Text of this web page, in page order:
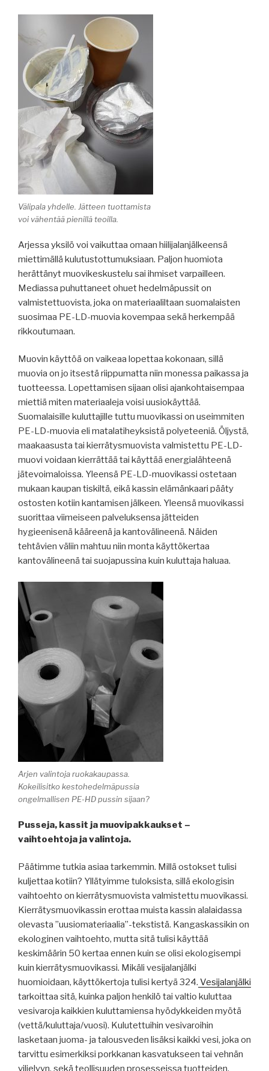
Välipala yhdelle. Jätteen tuottamista
voi vähentää pienillä teoilla.
Arjessa yksilö voi vaikuttaa omaan hiilijalanjälkeensä
miettimällä kulutustottumuksiaan. Paljon huomiota
herättänyt muovikeskustelu sai ihmiset varpailleen.
Mediassa puhuttaneet ohuet hedelmäpussit on
valmistettuovista, joka on materiaaliltaan suomalaisten
suosimaa PE-LD-muovia kovempaa sekä herkempää
rikkoutumaan.
Muovin käyttöä on vaikeaa lopettaa kokonaan, sillä
muovia on jo itsestä riippumatta niin monessa paikassa ja
tuotteessa. Lopettamisen sijaan olisi ajankohtaisempaa
miettiä miten materiaaleja voisi uusiokäyttää.
Suomalaisille kuluttajille tuttu muovikassi on useimmiten
PE-LD-muovia eli matalatiheyksistä polyeteeniä. Öljystä,
maakaasusta tai kierrätysmuovista valmistettu PE-LD-
muovi voidaan kierrättää tai käyttää energialähteenä
jätevoimaloissa. Yleensä PE-LD-muovikassi ostetaan
mukaan kaupan tiskiltä, eikä kassin elämänkaari pääty
ostosten kotiin kantamisen jälkeen. Yleensä muovikassi
suorittaa viimeiseen palveluksensa jätteiden
hygieenisenä kääreenä ja kantovälineenä. Näiden
tehtävien väliin mahtuu niin monta käyttökertaa
kantovälineenä tai suojapussina kuin kuluttaja haluaa.
Arjen valintoja ruokakaupassa.
Kokeilisitko kestohedelmäpussia
ongelmallisen PE-HD pussin sijaan?
Pusseja, kassit ja muovipakkaukset –
vaihtoehtoja ja valintoja.
Päätimme tutkia asiaa tarkemmin. Millä ostokset tulisi
kuljettaa kotiin? Yllätyimme tuloksista, sillä ekologisin
vaihtoehto on kierrätysmuovista valmistettu muovikassi.
Kierrätysmuovikassin erottaa muista kassin alalaidassa
olevasta ”uusiomateriaalia”-tekstistä. Kangaskassikin on
ekologinen vaihtoehto, mutta sitä tulisi käyttää
keskimäärin 50 kertaa ennen kuin se olisi ekologisempi
kuin kierrätysmuovikassi. Mikäli vesijalanjälki
huomioidaan, käyttökertoja tulisi kertyä 324. Vesijalanjälki
tarkoittaa sitä, kuinka paljon henkilö tai valtio kuluttaa
vesivaroja kaikkien kuluttamiensa hyödykkeiden myötä
(vettä/kuluttaja/vuosi). Kulutettuihin vesivaroihin
lasketaan juoma- ja talousveden lisäksi kaikki vesi, joka on
tarvittu esimerkiksi porkkanan kasvatukseen tai vehnän
viljelyyn, sekä teollisuuden prosesseissa tuotteiden,